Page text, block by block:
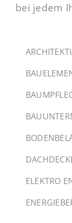
bei jedem
ELEKTRO